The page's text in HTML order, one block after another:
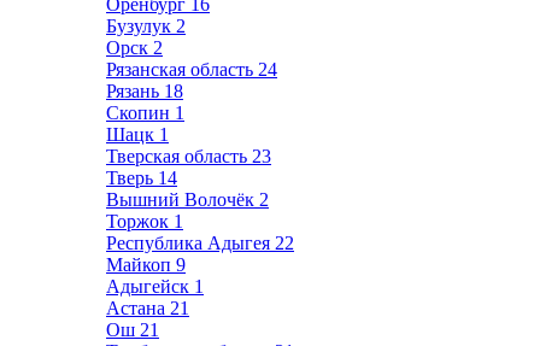
Оренбург 16
Бузулук 2
Орск 2
Рязанская область 24
Рязань 18
Скопин 1
Шацк 1
Тверская область 23
Тверь 14
Вышний Волочёк 2
Торжок 1
Республика Адыгея 22
Майкоп 9
Адыгейск 1
Астана 21
Ош 21